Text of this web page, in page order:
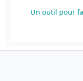
Un outil pour